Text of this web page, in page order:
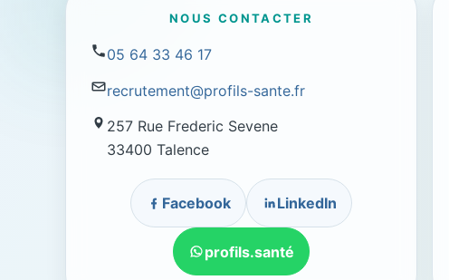
NOUS CONTACTER
05 64 33 46 17
recrutement@profils-sante.fr
257 Rue Frederic Sevene
33400 Talence
Facebook LinkedIn
profils.santé